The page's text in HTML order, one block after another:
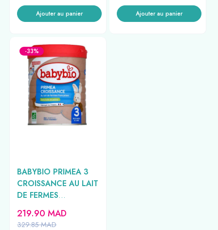
Ajouter au panier Ajouter au panier
-33%
BABYBIO PRIMEA 3
CROISSANCE AU LAIT
DE FERMES
FRANCAISES DE
10MOIS -3 ANS800G
329.85MAD
219.90 MAD